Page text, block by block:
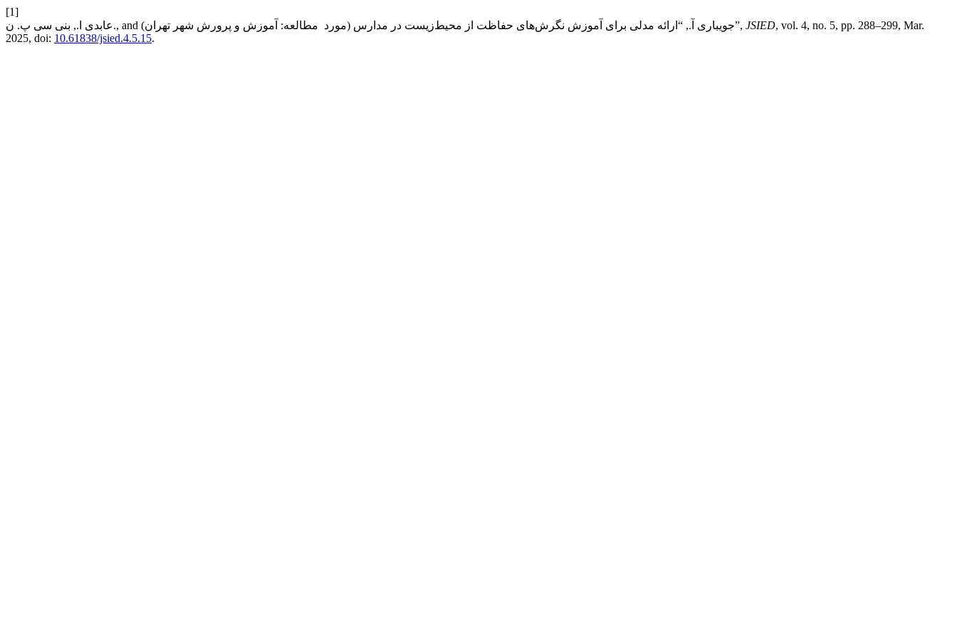
[1]
عابدی ا., بنی سی پ. ن., and جویباری آ., “ارائه مدلی برای آموزش نگرش‌های حفاظت از محیط‌زیست در مدارس (مورد مطالعه: آموزش و پرورش شهر تهران)”, JSIED, vol. 4, no. 5, pp. 288–299, Mar.
2025, doi: 10.61838/jsied.4.5.15.